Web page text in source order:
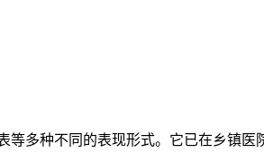
等多种不同的表现形式。它已在乡镇